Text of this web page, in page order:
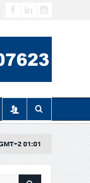
più digitali… insieme per
01:01